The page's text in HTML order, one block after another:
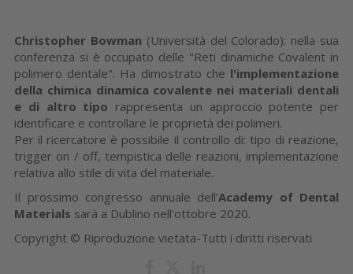
Christopher Bowman (Università del Colorado): nella sua
conferenza si è occupato delle "Reti dinamiche Covalent in
polimero dentale". Ha dimostrato che l'implementazione
della chimica dinamica covalente nei materiali dentali
e di altro tipo rappresenta un approccio potente per
identificare e controllare le proprietà dei polimeri.
Per il ricercatore è possibile il controllo di: tipo di reazione,
trigger on / off, tempistica delle reazioni, implementazione
relativa allo stile di vita del materiale.
Il prossimo congresso annuale dell’Academy of Dental
Materials sarà a Dublino nell'ottobre 2020.
Copyright © Riproduzione vietata-Tutti i diritti riservati